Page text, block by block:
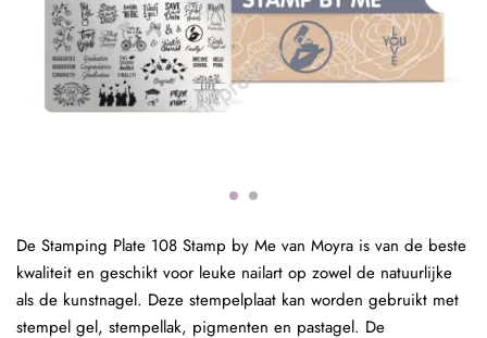
De Stamping Plate 108 Stamp by Me van Moyra is van de beste
kwaliteit en geschikt voor leuke nailart op zowel de natuurlijke
als de kunstnagel. Deze stempelplaat kan worden gebruikt met
stempel gel, stempellak, pigmenten en pastagel. De